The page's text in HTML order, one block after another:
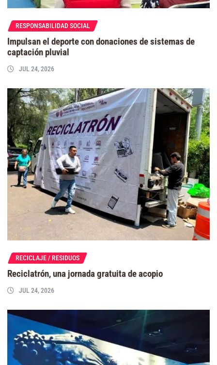
RESPONSABILIDAD SOCIAL
Impulsan el deporte con donaciones de sistemas de
captación pluvial
JUL 24, 2026
RECICLAJE / RESIDUOS
Reciclatrón, una jornada gratuita de acopio
JUL 24, 2026